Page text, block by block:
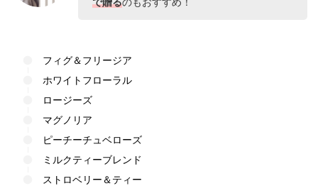
フィグ＆フリージア
ホワイトフローラル
ロージーズ
マグノリア
ピーチーチュベローズ
ミルクティーブレンド
ストロベリー＆ティー